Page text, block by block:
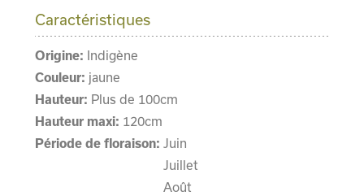
Caractéristiques
Origine: Indigène
Couleur: jaune
Hauteur: Plus de 100cm
Hauteur maxi: 120cm
Période de floraison: Juin
Juillet
Août